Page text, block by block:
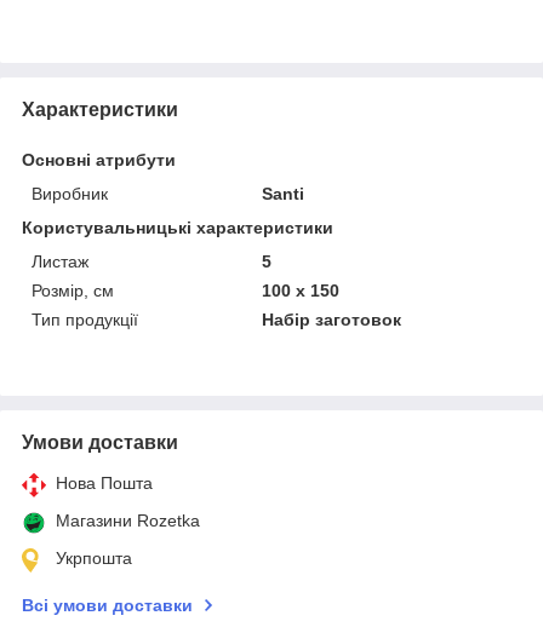
Характеристики
Основні атрибути
Виробник
Santi
Користувальницькі характеристики
Листаж
5
Розмір, см
100 х 150
Тип продукції
Набір заготовок
Умови доставки
Нова Пошта
Магазини Rozetka
Укрпошта
Всі умови доставки